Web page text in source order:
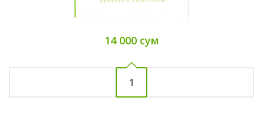
14 000 сум
1